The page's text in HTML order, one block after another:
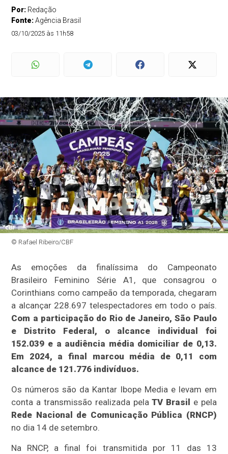
Por: Redação
Fonte:Agência Brasil
03/10/2025 às 11h58
© Rafael Ribeiro/CBF
As emoções da finalíssima do Campeonato
Brasileiro Feminino Série A1, que consagrou o
Corinthians como campeão da temporada, chegaram
a alcançar 228.697 telespectadores em todo o país.
Com a participação do Rio de Janeiro, São Paulo
e Distrito Federal, o alcance individual foi
152.039 e a audiência média domiciliar de 0,13.
Em 2024, a final marcou média de 0,11 com
alcance de 121.776 indivíduos.
Os números são da Kantar Ibope Media e levam em
conta a transmissão realizada pelaTV Brasil
e pela
Rede Nacional de Comunicação Pública (RNCP)
no dia 14 de setembro.
Na RNCP, a final foi transmitida por 11 das 13